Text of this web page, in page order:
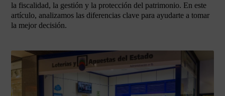
la fiscalidad, la gestión y la protección del patrimonio. En este
artículo, analizamos las diferencias clave para ayudarte a tomar
la mejor decisión.